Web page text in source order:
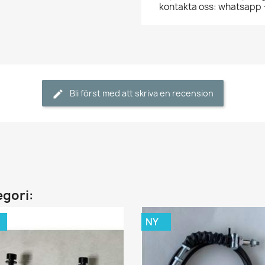
kontakta oss: whatsapp
Bli först med att skriva en recension
NY